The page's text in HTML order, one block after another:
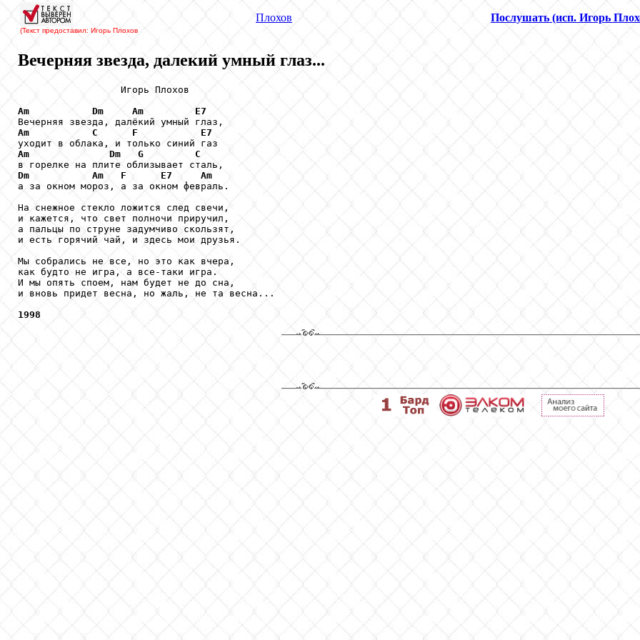
(Текст предоставил: Игорь Плохов
Плохов Послушать (исп. Игорь
Вечерняя звезда, далекий умный глаз...
                  Игорь Плохов
Am
Dm Am
E7
Am
C F
E7
Am
Dm G
C
Dm
Am F E7
Am
а за окном мороз, а за окном февраль.
На снежное стекло ложится след свечи,
и кажется, что свет полночи приручил,
а пальцы по струне задумчиво скользят,
и есть горячий чай, и здесь мои друзья.
Мы собрались не все, но это как вчера,
как будто не игра, а все-таки игра.
И мы опять споем, нам будет не до сна,
и вновь придет весна, но жаль, не та весна...
1998